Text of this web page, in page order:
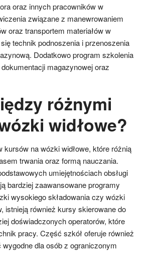
oraz innych pracowników w
związane z manewrowaniem
oraz transportem materiałów w
technik podnoszenia i przenoszenia
Dodatkowo program szkolenia
magazynowej oraz
różnymi
widłowe?
na wózki widłowe, które różnią
trwania oraz formą nauczania.
umiejętnościach obsługi
bardziej zaawansowane programy
wysokiego składowania czy wózki
istnieją również kursy skierowane do
doświadczonych operatorów, które
pracy. Część szkół oferuje również
dla osób z ograniczonym